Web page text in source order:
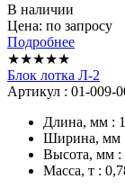
В наличии
Цена: по запросу
Подробнее
★★★★★
Блок лотка Л-2
Артикул : 01-009-
Длина, мм :
Ширина, мм
Высота, мм :
Масса, т :